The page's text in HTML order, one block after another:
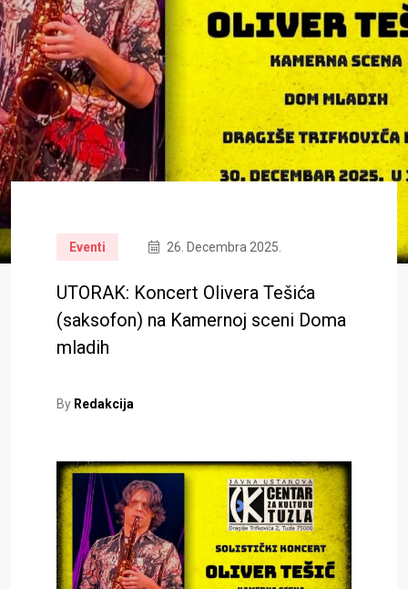
Eventi 26. Decembra 2025.
UTORAK: Koncert Olivera Tešića
(saksofon) na Kamernoj sceni Doma
mladih
By Redakcija